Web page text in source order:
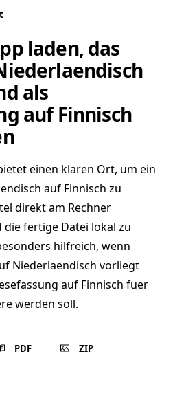
laden, das
als
auf Finnisch
einen klaren Ort, um ein
auf Finnisch zu
direkt am Rechner
die fertige Datei lokal zu
hilfreich, wenn
Niederlaendisch vorliegt
auf Finnisch fuer
werden soll.
PDF ZIP